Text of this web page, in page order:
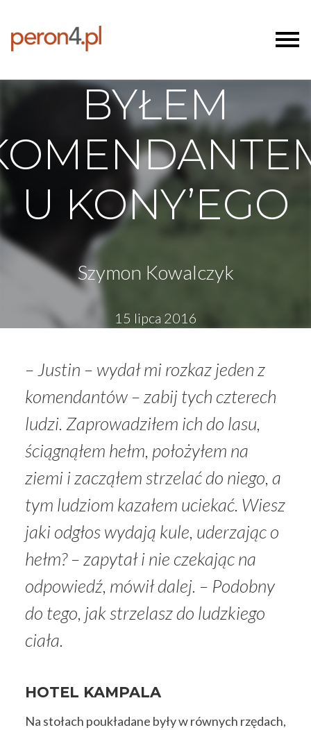
BYŁEM
U KONY’EGO
Szymon Kowalczyk
15 lipca 2016
–Justin – wydał mi rozkaz jeden z
komendantów– zabij tych czterech
ludzi. Zaprowadziłem ich do lasu,
ściągnąłem hełm, położyłem na
ziemi i zacząłem strzelać do niego, a
tym ludziom kazałem uciekać. Wiesz
jaki odgłos wydają kule, uderzając o
hełm?– zapytał i nie czekając na
odpowiedź, mówił dalej. – Podobny
do tego, jak strzelasz do ludzkiego
ciała.
HOTEL KAMPALA
Na stołach poukładane były w równych rzędach,